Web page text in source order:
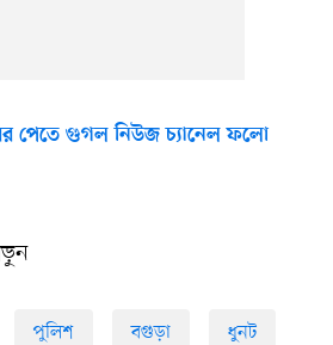
পেতে গুগল নিউজ চ্যানেল ফলো
পুলিশ বগুড়া ধুনট